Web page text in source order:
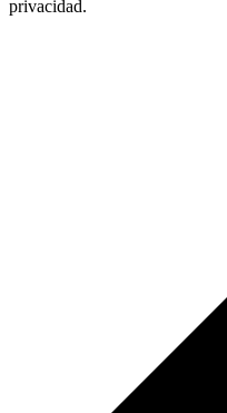
privacidad.